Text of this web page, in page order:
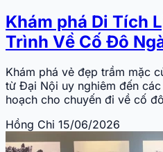
Khám phá Di Tích
Trình Về Cố Đô
Khám phá vẻ đẹp trầm mặc
từ Đại Nội uy nghiêm đến
hoạch cho chuyến đi về cố
Hồng Chi 15/06/2026